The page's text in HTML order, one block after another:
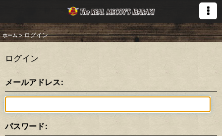
ホーム > ログイン
ログイン
メールアドレス:
パスワード: